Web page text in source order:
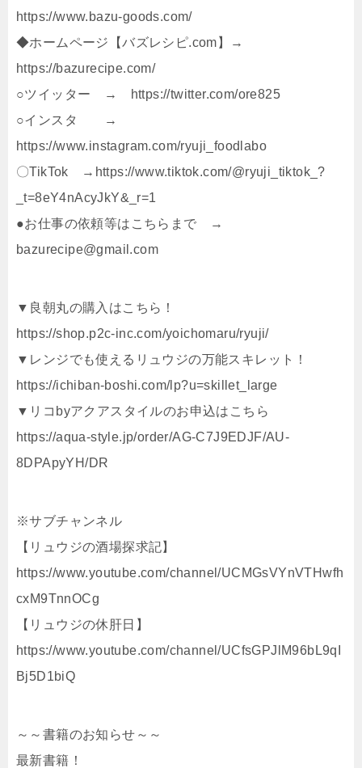
https://www.bazu-goods.com/
◆ホームページ【バズレシピ.com】→
https://bazurecipe.com/
○ツイッター → https://twitter.com/ore825
○インスタ →
https://www.instagram.com/ryuji_foodlabo
〇TikTok →https://www.tiktok.com/@ryuji_tiktok_?
_t=8eY4nAcyJkY&_r=1
●お仕事の依頼等はこちらまで →
bazurecipe@gmail.com
▼良朝丸の購入はこちら！
https://shop.p2c-inc.com/yoichomaru/ryuji/
▼レンジでも使えるリュウジの万能スキレット！
https://ichiban-boshi.com/lp?u=skillet_large
▼リコbyアクアスタイルのお申込はこちら
https://aqua-style.jp/order/AG-C7J9EDJF/AU-
8DPApyYH/DR
※サブチャンネル
【リュウジの酒場探求記】
https://www.youtube.com/channel/UCMGsVYnVTHwfh
cxM9TnnOCg
【リュウジの休肝日】
https://www.youtube.com/channel/UCfsGPJlM96bL9qI
Bj5D1biQ
～～書籍のお知らせ～～
最新書籍！